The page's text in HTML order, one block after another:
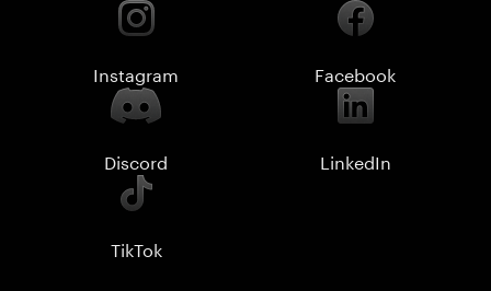
Instagram Facebook
Discord LinkedIn
TikTok